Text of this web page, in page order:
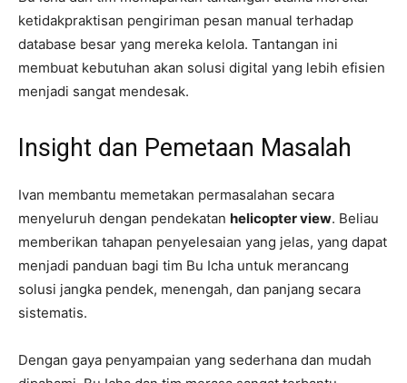
ketidakpraktisan pengiriman pesan manual terhadap
database besar yang mereka kelola. Tantangan ini
membuat kebutuhan akan solusi digital yang lebih efisien
menjadi sangat mendesak.
Insight dan Pemetaan Masalah
Ivan membantu memetakan permasalahan secara
menyeluruh dengan pendekatan helicopter view. Beliau
memberikan tahapan penyelesaian yang jelas, yang dapat
menjadi panduan bagi tim Bu Icha untuk merancang
solusi jangka pendek, menengah, dan panjang secara
sistematis.
Dengan gaya penyampaian yang sederhana dan mudah